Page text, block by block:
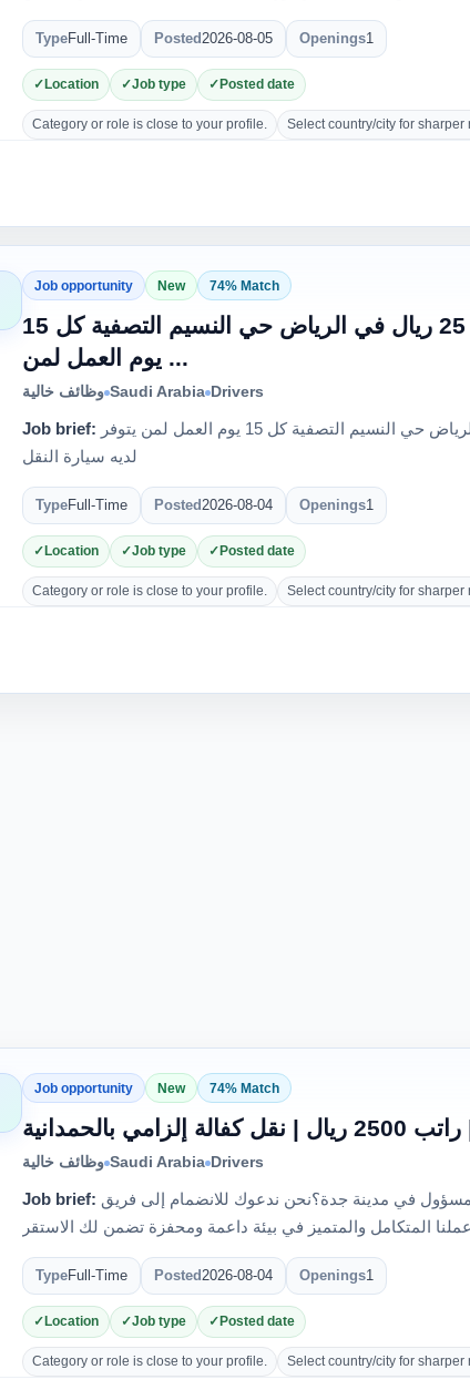
TypeFull-Time Posted2026-08-05 Openings1
Location Job type Posted date
Category or role is close to your profile. Select country/city for sharper
Job opportunity New 74% Match
مطلوب سائقين للعمل جاهر إيجار يومي 25 ريال في الرياض حي النسيم التصفية كل 15
يوم العمل لمن ...
وظائف خالية Saudi Arabia Drivers
Job brief:
لديه سيارة النقل
TypeFull-Time Posted2026-08-04 Openings1
Location Job type Posted date
Category or role is close to your profile. Select country/city for sharper
Job opportunity New 74% Match
وظائف خالية Saudi Arabia Drivers
Job brief:
TypeFull-Time Posted2026-08-04 Openings1
Location Job type Posted date
Category or role is close to your profile. Select country/city for sharper